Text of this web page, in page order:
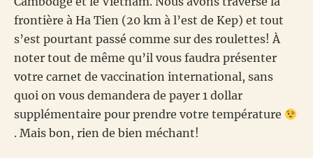
frontière à Ha Tien (20 km à l’est de Kep) et tout
s’est pourtant passé comme sur des roulettes! À
noter tout de même qu’il vous faudra présenter
votre carnet de vaccination international, sans
quoi on vous demandera de payer 1 dollar
supplémentaire pour prendre votre température
. Mais bon, rien de bien méchant!